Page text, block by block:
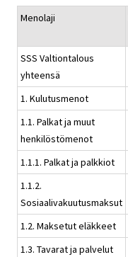
Menolaji
SSS Valtiontalous
yhteensä
1. Kulutusmenot
1.1. Palkat ja muut
henkilöstömenot
1.1.1. Palkat ja palkkiot
1.1.2.
Sosiaalivakuutusmaksut
1.2. Maksetut eläkkeet
1.3. Tavarat ja palvelut